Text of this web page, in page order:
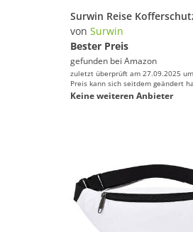
von Surwin
Bester Preis
gefunden bei Amazon
zuletzt überprüft am 27.09.2025
Preis kann sich seitdem geändert
Keine weiteren Anbieter